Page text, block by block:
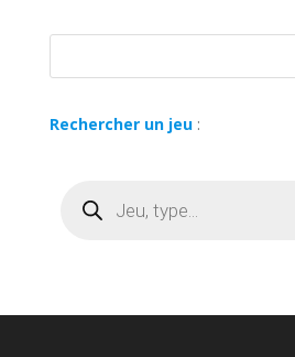
Rechercher un jeu:
produits